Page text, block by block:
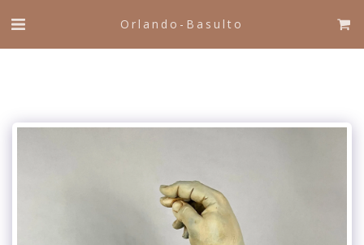
Orlando-Basulto